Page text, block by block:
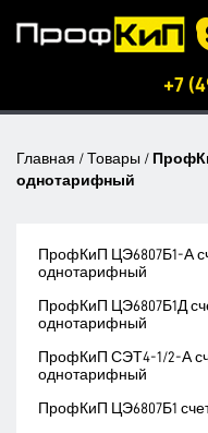
+7
Главная / Товары /
однотарифный
ПрофКиП ЦЭ6807Б1-А
однотарифный
ПрофКиП ЦЭ6807Б1Д
однотарифный
ПрофКиП СЭТ4-1/2-А
однотарифный
ПрофКиП ЦЭ6807Б1